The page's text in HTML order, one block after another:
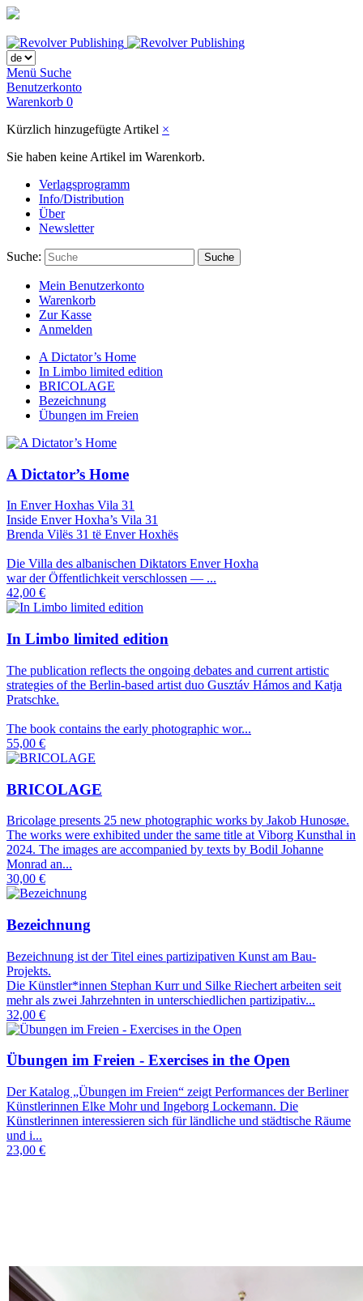
Menü Suche
Benutzerkonto
Warenkorb 0
Kürzlich hinzugefügte Artikel ×
Sie haben keine Artikel im Warenkorb.
Verlagsprogramm
Info/Distribution
Über
Newsletter
Suche: Suche
Mein Benutzerkonto
Warenkorb
Zur Kasse
Anmelden
A Dictator’s Home
In Limbo limited edition
BRICOLAGE
Bezeichnung
Übungen im Freien
A Dictator’s Home
In Enver Hoxhas Vila 31
Inside Enver Hoxha’s Vila 31
Brenda Vilës 31 të Enver Hoxhës
Die Villa des albanischen Diktators Enver Hoxha
war der Öffentlichkeit verschlossen — ...
42,00 €
In Limbo limited edition
The publication reflects the ongoing debates and current artistic
strategies of the Berlin-based artist duo Gusztáv Hámos and Katja
Pratschke.
The book contains the early photographic wor...
55,00 €
BRICOLAGE
Bricolage presents 25 new photographic works by Jakob Hunosøe.
The works were exhibited under the same title at Viborg Kunsthal in
2024. The images are accompanied by texts by Bodil Johanne
Monrad an...
30,00 €
Bezeichnung
Bezeichnung ist der Titel eines partizipativen Kunst am Bau-
Projekts.
Die Künstler*innen Stephan Kurr und Silke Riechert arbeiten seit
mehr als zwei Jahrzehnten in unterschiedlichen partizipativ...
32,00 €
Übungen im Freien - Exercises in the Open
Der Katalog „Übungen im Freien“ zeigt Performances der Berliner
Künstlerinnen Elke Mohr und Ingeborg Lockemann. Die
Künstlerinnen interessieren sich für ländliche und städtische Räume
und i...
23,00 €